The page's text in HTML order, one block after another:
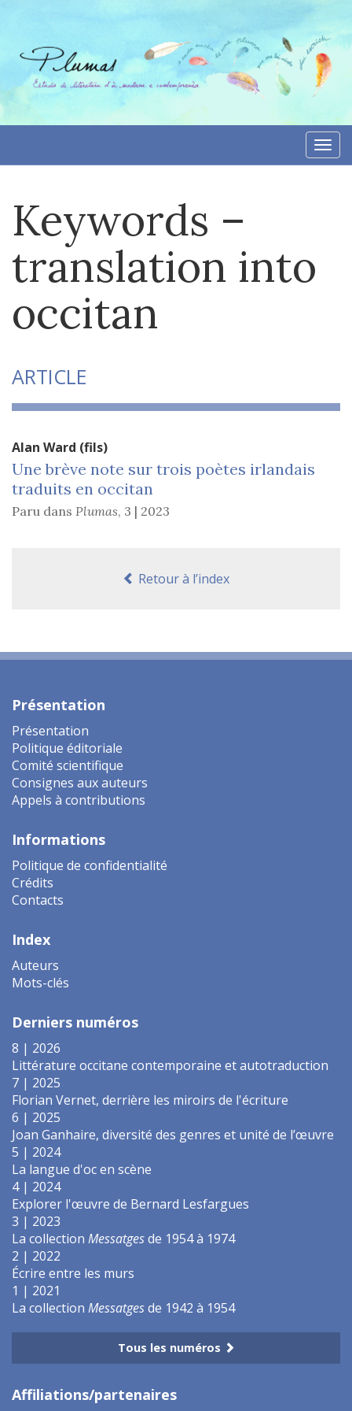
contenu
Keywords –
translation into
occitan
ARTICLE
Alan Ward (fils)
Une brève note sur trois poètes irlandais
traduits en occitan
Paru dans Plumas, 3 | 2023
Retour à l’index
Présentation
Présentation
Politique éditoriale
Comité scientifique
Consignes aux auteurs
Appels à contributions
Informations
Politique de confidentialité
Crédits
Contacts
Index
Auteurs
Mots-clés
Derniers numéros
8 | 2026
Littérature occitane contemporaine et autotraduction
7 | 2025
Florian Vernet, derrière les miroirs de l'écriture
6 | 2025
Joan Ganhaire, diversité des genres et unité de l’œuvre
5 | 2024
La langue d'oc en scène
4 | 2024
Explorer l'œuvre de Bernard Lesfargues
3 | 2023
La collection Messatgesde 1954 à 1974
2 | 2022
Écrire entre les murs
1 | 2021
La collection Messatgesde 1942 à 1954
Tous les numéros
Affiliations/partenaires